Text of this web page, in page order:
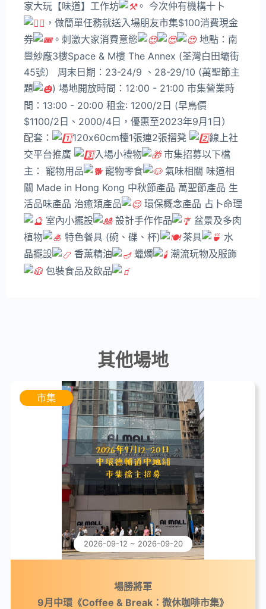
家大玩【味道】工作坊
。 今次仲有機構十卜
，做簡單任務就送入場朋友市集$100消費現金
券
。刺激大家消費意慾
地點：南
豐紗廠3樓Space & M樓 The Annex (荃灣白田壩街
45號） 周末日期：23-24/9 、28-29/10 (萬聖節主
題
) 場地開放時間：12:00 - 21:00 市集營業時
間：13:00 - 20:00 租金: 1200/2日 (早鳥價
$1100/2日、2000/4日，優惠至2023年9月1日）
配套：
120x60cm檯1張連2張摺凳
線上社
交平台推廣
入場小禮物
市集招募以下檔
主： 寵物用品
寵物零食
氣味相關 味道相
關 Made in Hong Kong 中秋節產品 萬聖節產品 生
活品味產品 治癒類產品
環保概念產品 占卜命理
室內小擺設
設計手作作品
盆景及多肉
植物
特色餐具 (碗、碟、杯) 茶具
水
晶擺設
香薰精油 蠟燭
潮流玩物及服飾
包裝食品及飲品
其他場地
市集
2026-09-12 ~ 2026-09-20
場勝將軍
9月中環《Coffee & Break：微休咖啡市集》